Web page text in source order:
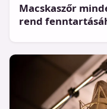
Macskaszőr
rend